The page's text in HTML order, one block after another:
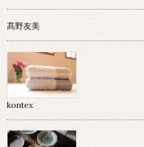
髙野友美
kontex